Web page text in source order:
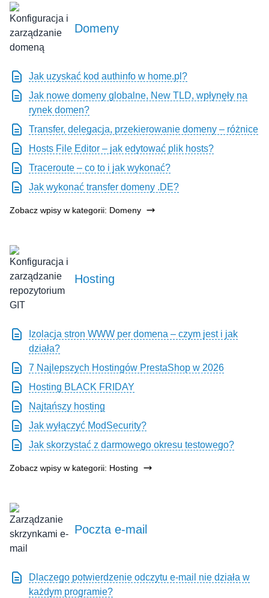
Domeny
Jak uzyskać kod authinfo w home.pl?
Jak nowe domeny globalne, New TLD, wpłynęły na
rynek domen?
Transfer, delegacja, przekierowanie domeny – różnice
Hosts File Editor – jak edytować plik hosts?
Traceroute – co to i jak wykonać?
Jak wykonać transfer domeny .DE?
Zobacz wpisy w kategorii: Domeny
Hosting
Izolacja stron WWW per domena – czym jest i jak
działa?
7 Najlepszych Hostingów PrestaShop w 2026
Hosting BLACK FRIDAY
Najtańszy hosting
Jak wyłączyć ModSecurity?
Jak skorzystać z darmowego okresu testowego?
Zobacz wpisy w kategorii: Hosting
Poczta e-mail
Dlaczego potwierdzenie odczytu e-mail nie działa w
każdym programie?